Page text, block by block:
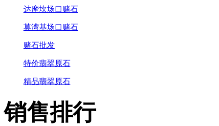
达摩坎场口赌石
莫湾基场口赌石
赌石批发
特价翡翠原石
精品翡翠原石
销售排行